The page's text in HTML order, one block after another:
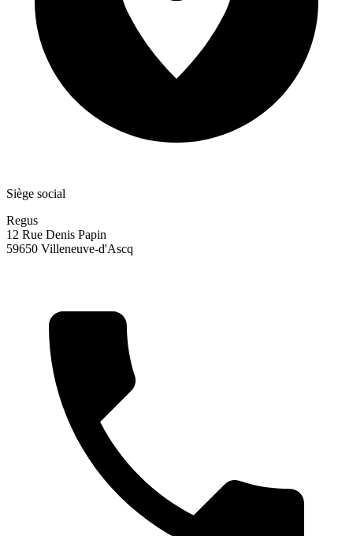
Siège social
Regus
12 Rue Denis Papin
59650 Villeneuve-d'Ascq